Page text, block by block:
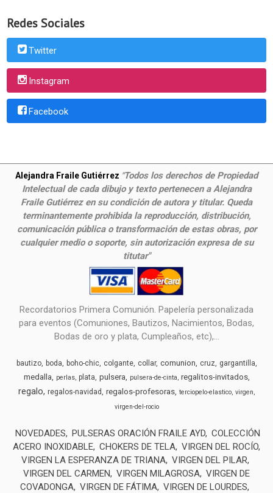
Redes Sociales
Twitter
Instagram
Facebook
Alejandra Fraile Gutiérrez "Todos los derechos de Propiedad
Intelectual de cada dibujo y texto pertenecen a Alejandra
Fraile Gutiérrez en su condición de autora y titular. Queda
terminantemente prohibida la reproducción, distribución,
comunicación pública o transformación de estas obras, por
cualquier medio o soporte, sin autorización expresa de su
titutar"
Recordatorios Primera Comunión. Papelería personalizada
para eventos (Comuniones, Bautizos, Nacimientos, Bodas,
Bodas de oro y plata, Cumpleaños, etc),...
bautizo boda boho-chic colgante collar comunion cruz gargantilla
medalla perlas plata pulsera pulsera-de-cinta regalitos-invitados
regalo regalos-navidad regalos-profesoras terciopelo-elastico virgen
virgen-del-rocio
NOVEDADES PULSERAS ORACIÓN FRAILE AYD COLECCIÓN
ACERO INOXIDABLE CHOKERS DE TELA VIRGEN DEL ROCÍO
VIRGEN LA ESPERANZA DE TRIANA VIRGEN DEL PILAR
VIRGEN DEL CARMEN
VIRGEN MILAGROSA VIRGEN DE
COVADONGA VIRGEN DE FÁTIMA VIRGEN DE LOURDES